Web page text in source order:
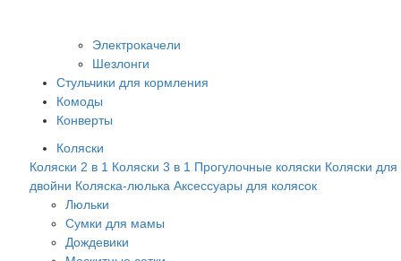
Электрокачели
Шезлонги
Стульчики для кормления
Комоды
Конверты
Коляски
Коляски 2 в 1 Коляски 3 в 1 Прогулочные коляски Коляски для
двойни Коляска-люлька Аксессуары для колясок
Люльки
Сумки для мамы
Дождевики